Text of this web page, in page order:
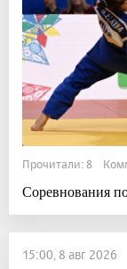
Прочитали: 8
Соревнования
15:00, 8 авг 2026